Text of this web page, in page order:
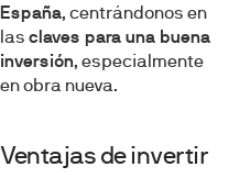
España, centrándonos en
las claves para una buena
inversión, especialmente
en obra nueva.
Ventajas de invertir